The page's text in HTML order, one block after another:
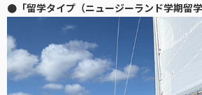
●「留学タイプ（ニュージーランド学期留